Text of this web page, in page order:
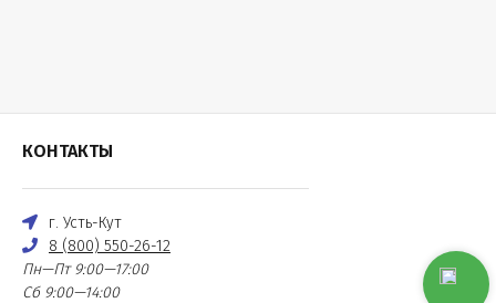
КОНТАКТЫ
г. Усть-Кут
8 (800) 550-26-12
Пн—Пт 9:00—17:00
Сб 9:00—14:00